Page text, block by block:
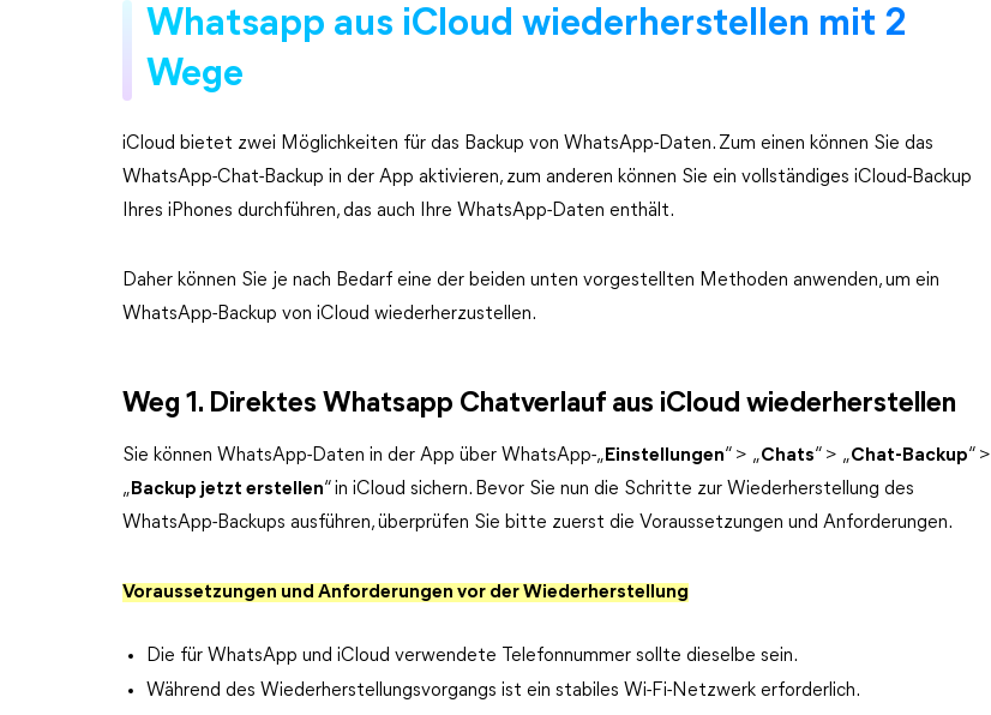
Whatsapp aus iCloud wiederherstellen mit 2
Wege
iCloud bietet zwei Möglichkeiten für das Backup von WhatsApp-Daten. Zum einen können Sie das
WhatsApp-Chat-Backup in der App aktivieren, zum anderen können Sie ein vollständiges iCloud-Backup
Ihres iPhones durchführen, das auch Ihre WhatsApp-Daten enthält.
Daher können Sie je nach Bedarf eine der beiden unten vorgestellten Methoden anwenden, um ein
WhatsApp-Backup von iCloud wiederherzustellen.
Weg 1. Direktes Whatsapp Chatverlauf aus iCloud wiederherstellen
Sie können WhatsApp-Daten in der App über WhatsApp-„ Einstellungen“ > „Chats“ > „Chat-Backup“ >
„ Backup jetzt erstellen“ in iCloud sichern. Bevor Sie nun die Schritte zur Wiederherstellung des
WhatsApp-Backups ausführen, überprüfen Sie bitte zuerst die Voraussetzungen und Anforderungen.
Voraussetzungen und Anforderungen vor der Wiederherstellung
Die für WhatsApp und iCloud verwendete Telefonnummer sollte dieselbe sein.
Während des Wiederherstellungsvorgangs ist ein stabiles Wi-Fi-Netzwerk erforderlich.